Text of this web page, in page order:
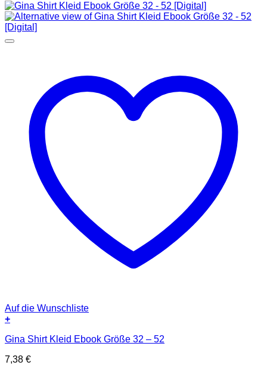
Auf die Wunschliste
+
Gina Shirt Kleid Ebook Größe 32 – 52
7,38 €